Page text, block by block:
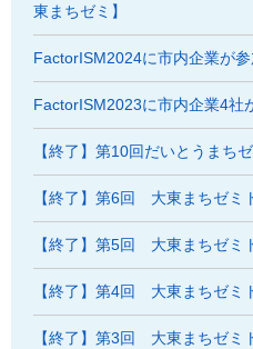
東まちゼミ】
FactorISM2024に市内企業が参
FactorISM2023に市内企業4社
【終了】第10回だいとうまちゼ
【終了】第6回 大東まちゼミ
【終了】第5回 大東まちゼミ
【終了】第4回 大東まちゼミ
【終了】第3回 大東まちゼミ